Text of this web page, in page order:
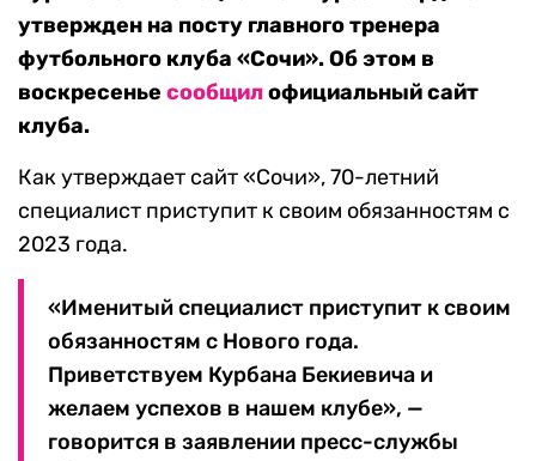
утвержден на посту главного тренера
футбольного клуба «Сочи». Об этом в
воскресенье сообщилофициальный сайт
клуба.
Как утверждает сайт «Сочи», 70-летний
специалист приступит к своим обязанностям с
2023 года.
«Именитый специалист приступит к своим
обязанностям с Нового года.
Приветствуем Курбана Бекиевича и
желаем успехов в нашем клубе», —
говорится в заявлении пресс-службы